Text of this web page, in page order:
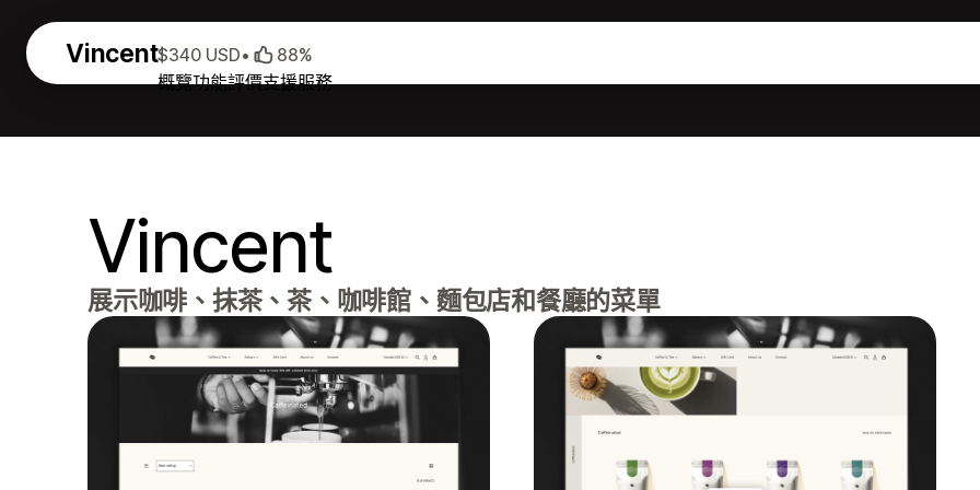
Vincent
概覽功能評價支援服務
$340 USD• 88%
Vincent
展示咖啡、抹茶、茶、咖啡館、麵包店和餐廳的菜單